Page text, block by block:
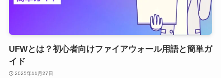
UFWとは？初心者向けファイアウォール用語と簡単ガ
イド
2025年11月27日